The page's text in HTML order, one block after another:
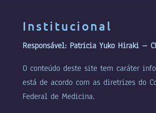
Institucional
Responsável: Patricia Yuko Hiraki –
O conteúdo deste site tem caráter
está de acordo com as diretrizes do
Federal de Medicina.